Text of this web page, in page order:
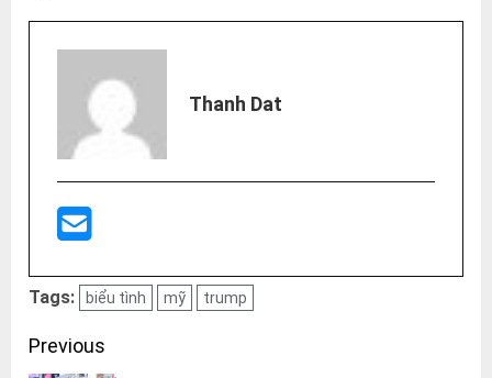
Thanh Dat
Tags: biểu tình mỹ trump
Post
Previous